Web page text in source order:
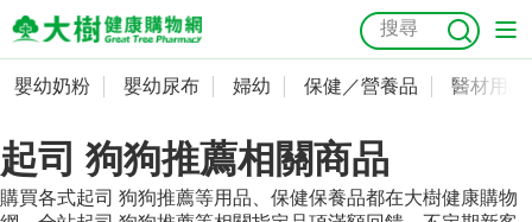
嬰幼奶粉
嬰幼尿布
抗菌 尿布 大樹獨家 益生菌 魚油 幼兒米餅
奶瓶奶嘴
會員資料及密碼修改
常用收件人清單
嬰幼奶粉 嬰幼尿布 婦幼 保健／營養品 醫材用品
起司 狗狗推薦相關商品
購買各式起司 狗狗推薦等用品、保健保養品都在大樹健康購物